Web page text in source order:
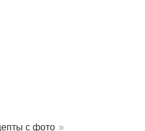
с фото »